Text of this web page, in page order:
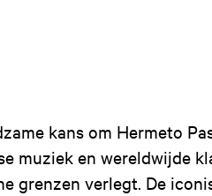
kans om Hermeto
muziek en wereldwijde
grenzen verlegt. De